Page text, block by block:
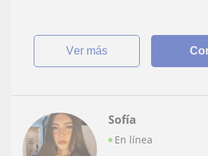
ver más
Sofía
En línea